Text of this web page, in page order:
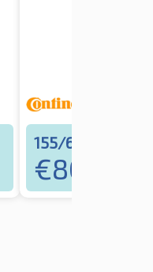
155/65R14 75T
€80,16